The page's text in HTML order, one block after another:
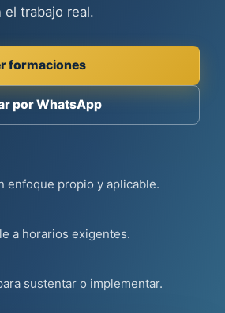
el trabajo real.
formaciones
por WhatsApp
enfoque propio y aplicable.
a horarios exigentes.
sustentar o implementar.